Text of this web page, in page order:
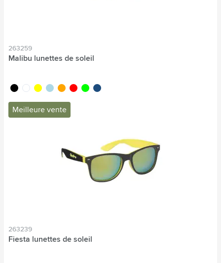
263259
Malibu lunettes de soleil
noir blancjaunebleu clair
orangerougelime bleu foncé
Meilleure vente
263239
Fiesta lunettes de soleil